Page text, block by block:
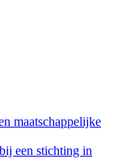
maatschappelijke
een stichting in